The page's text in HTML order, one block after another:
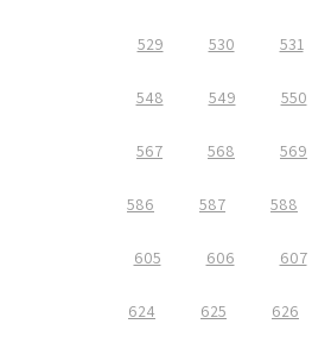
529 530 531
548 549 550
567 568 569
586 587 588
605 606 607
624 625 626